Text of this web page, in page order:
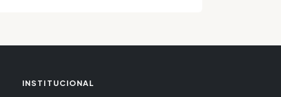
INSTITUCIONAL